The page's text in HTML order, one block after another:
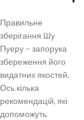
Правильне
зберігання Шу
Пуеру – запорука
збереження його
видатних якостей.
Ось кілька
рекомендацій, які
допоможуть